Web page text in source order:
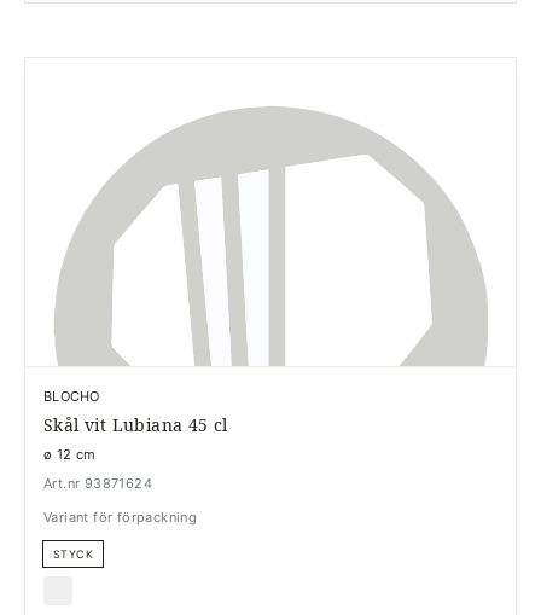
BLOCHO
Skål vit Lubiana 45 cl
ø 12 cm
Art.nr 93871624
Variant för förpackning
STYCK